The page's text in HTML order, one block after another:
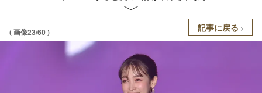
( 画像23/60 ) 記事に戻る